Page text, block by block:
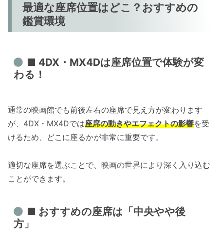
最適な座席位置はどこ？おすすめの
鑑賞環境
■ 4DX・MX4Dは座席位置で体験が変
わる！
通常の映画館でも前後左右の座席で見え方が変わります
が、4DX・MX4Dでは座席の動きやエフェクトの影響を受
けるため、どこに座るかが非常に重要です。
適切な座席を選ぶことで、映画の世界により深く入り込む
ことができます。
■ おすすめの座席は「中央やや後
方」